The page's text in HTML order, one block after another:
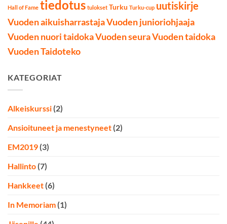
Hall of Fame tiedotus tulokset Turku Turku-cup uutiskirje
Vuoden aikuisharrastajaVuoden junioriohjaaja
Vuoden nuori taidokaVuoden seuraVuoden taidoka
Vuoden Taidoteko
KATEGORIAT
Alkeiskurssi (2)
Ansioituneet ja menestyneet (2)
EM2019 (3)
Hallinto (7)
Hankkeet (6)
In Memoriam (1)